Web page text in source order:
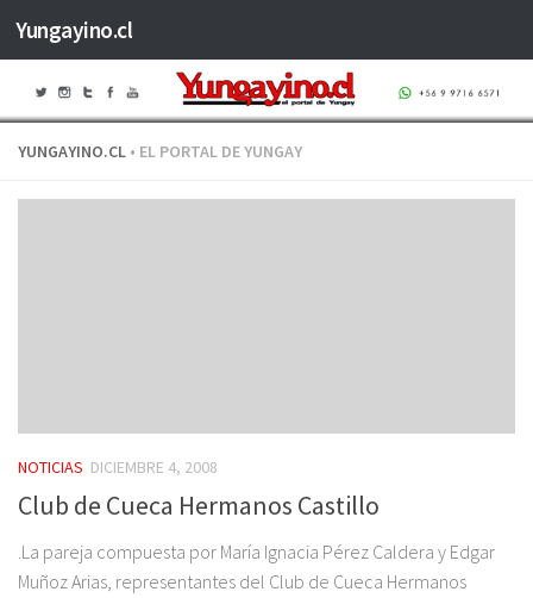
Saltar al contenido
Yungayino.cl
YUNGAYINO.CL • EL PORTAL DE YUNGAY
NOTICIAS DICIEMBRE 4, 2008
Club de Cueca Hermanos Castillo
.La pareja compuesta por María Ignacia Pérez Caldera y Edgar
Muñoz Arias, representantes del Club de Cueca Hermanos